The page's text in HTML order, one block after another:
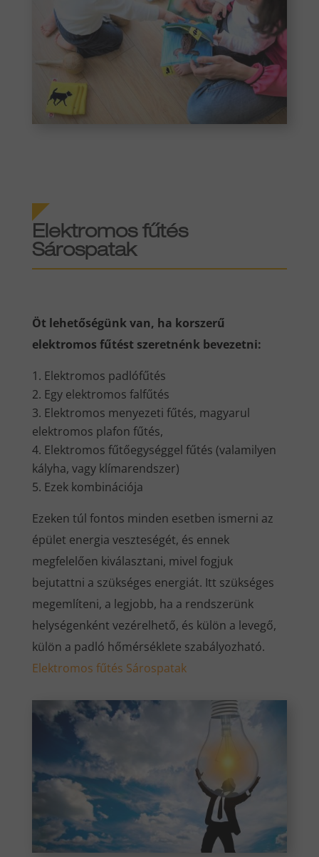
Elektromos fűtés
Sárospatak
Öt lehetőségünk van, ha korszerű
elektromos fűtést szeretnénk bevezetni:
Elektromos padlófűtés
Egy elektromos falfűtés
Elektromos menyezeti fűtés, magyarul
elektromos plafon fűtés,
Elektromos fűtőegységgel fűtés (valamilyen
kályha, vagy klímarendszer)
Ezek kombinációja
Ezeken túl fontos minden esetben ismerni az
épület energia veszteségét, és ennek
megfelelően kiválasztani, mivel fogjuk
bejutattni a szükséges energiát. Itt szükséges
megemlíteni, a legjobb, ha a rendszerünk
helységenként vezérelhető, és külön a levegő,
külön a padló hőmérséklete szabályozható.
Elektromos fűtés Sárospatak